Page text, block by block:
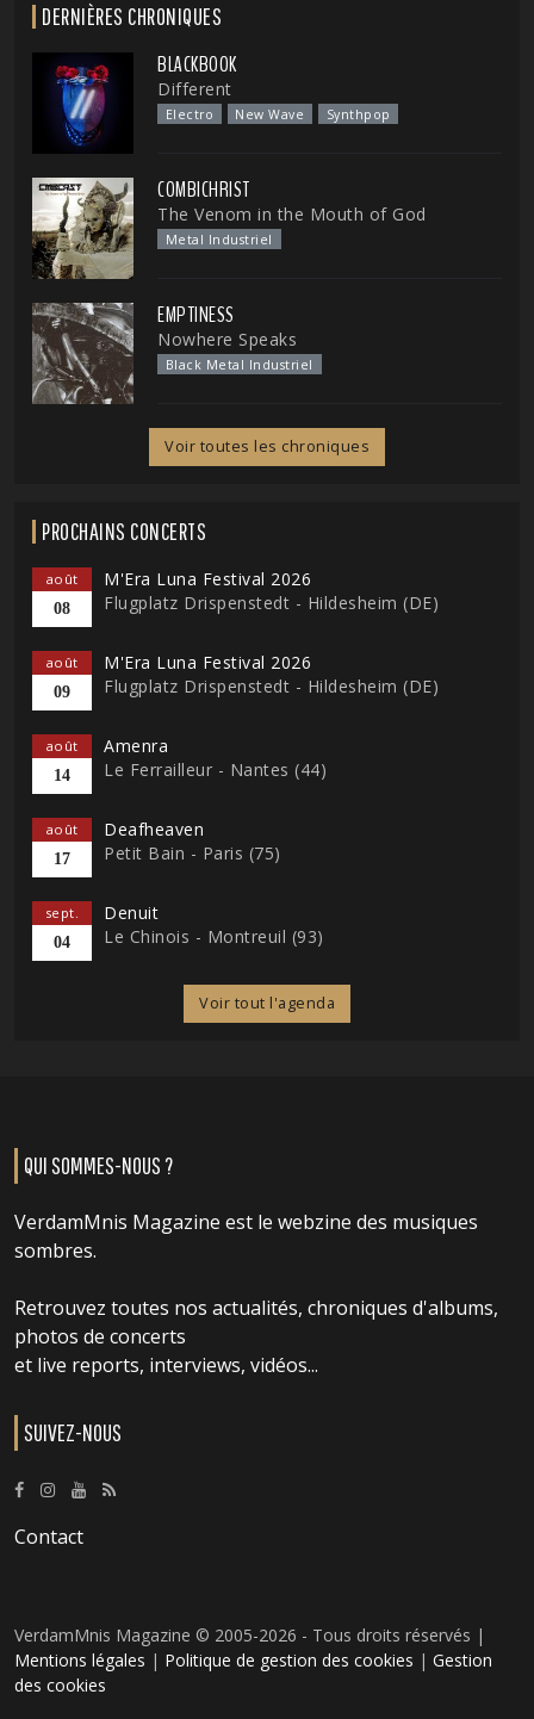
DERNIÈRES CHRONIQUES
BLACKBOOK
Different
Electro New Wave Synthpop
COMBICHRIST
The Venom in the Mouth of God
Metal Industriel
EMPTINESS
Nowhere Speaks
Black Metal Industriel
Voir toutes les chroniques
PROCHAINS CONCERTS
août
08
M'Era Luna Festival 2026
Flugplatz Drispenstedt - Hildesheim (DE)
août
09
M'Era Luna Festival 2026
Flugplatz Drispenstedt - Hildesheim (DE)
août
14
Amenra
Le Ferrailleur - Nantes (44)
août
17
Deafheaven
Petit Bain - Paris (75)
sept.
04
Denuit
Le Chinois - Montreuil (93)
Voir tout l'agenda
QUI SOMMES-NOUS ?
VerdamMnis Magazine est le webzine des musiques
sombres.
Retrouvez toutes nos actualités, chroniques d'albums,
photos de concerts
et live reports, interviews, vidéos...
SUIVEZ-NOUS
Contact
VerdamMnis Magazine © 2005-2026 - Tous droits réservés |
Mentions légales | Politique de gestion des cookies | Gestion
des cookies